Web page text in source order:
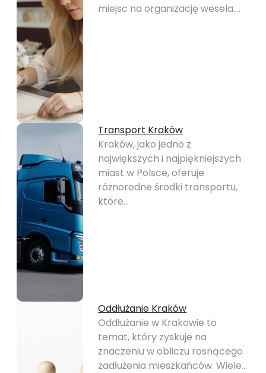
miejsc na organizację wesela.…
Transport Kraków
Kraków, jako jedno z
największych i najpiękniejszych
miast w Polsce, oferuje
różnorodne środki transportu,
które…
Oddłużanie Kraków
Oddłużanie w Krakowie to
temat, który zyskuje na
znaczeniu w obliczu rosnącego
zadłużenia mieszkańców. Wiele…